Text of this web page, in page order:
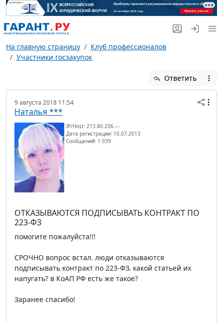
На главную страницу
Клуб профессионалов
Участники госзакупок
Ответить
9 августа 2018 11:54
Наталья ***
IP/Host: 213.80.206.---
Дата регистрации: 10.07.2013
Сообщений: 1 039
ОТКАЗЫВАЮТСЯ ПОДПИСЫВАТЬ КОНТРАКТ ПО
223-ФЗ
помогите пожалуйста!!!
СРОЧНО вопрос встал. люди отказываются
подписывать контракт по 223-ФЗ. какой статьей их
напугать? в КоАП РФ есть же такое?
Заранее спасибо!